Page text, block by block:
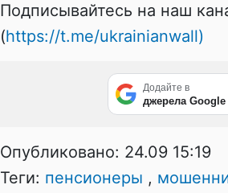
Подписывайтесь на наш
(https://t.me/ukrainianwall)
Додайте в
джерела Google
Опубликовано: 24.09 15:19
Теги: пенсионеры ,